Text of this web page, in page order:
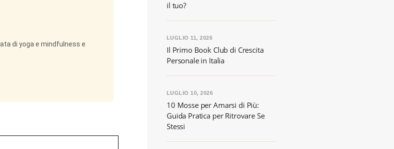
di yoga e mindfulness e
il tuo?
Il Primo Book Club di Crescita
Personale in Italia
LUGLIO 11, 2026
10 Mosse per Amarsi di Più:
Guida Pratica per Ritrovare Se
Stessi
LUGLIO 10, 2026